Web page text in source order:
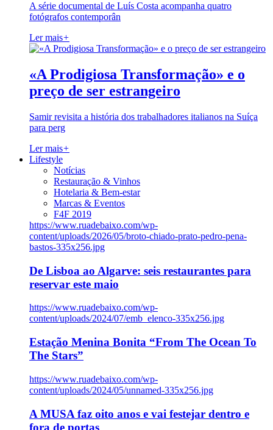
A série documental de Luís Costa acompanha quatro
fotógrafos contemporân
Ler mais+
«A Prodigiosa Transformação» e o
preço de ser estrangeiro
Samir revisita a história dos trabalhadores italianos na Suíça
para perg
Ler mais+
Lifestyle
Notícias
Restauração & Vinhos
Hotelaria & Bem-estar
Marcas & Eventos
F4F 2019
https://www.ruadebaixo.com/wp-
content/uploads/2026/05/broto-chiado-prato-pedro-pena-
bastos-335x256.jpg
De Lisboa ao Algarve: seis restaurantes para
reservar este maio
https://www.ruadebaixo.com/wp-
content/uploads/2024/07/emb_elenco-335x256.jpg
Estação Menina Bonita “From The Ocean To
The Stars”
https://www.ruadebaixo.com/wp-
content/uploads/2024/05/unnamed-335x256.jpg
A MUSA faz oito anos e vai festejar dentro e
fora de portas